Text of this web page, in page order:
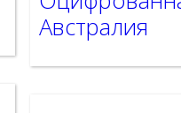
Австралия